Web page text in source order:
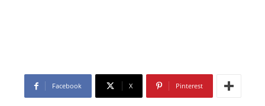
Facebook X Pinterest